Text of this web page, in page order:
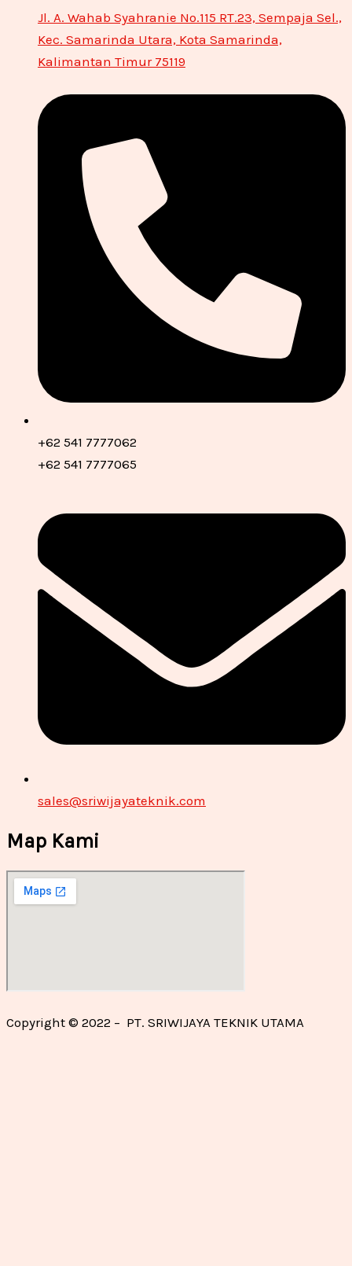
Jl. A. Wahab Syahranie No.115 RT.23, Sempaja Sel.,
Kec. Samarinda Utara, Kota Samarinda,
Kalimantan Timur 75119
+62 541 7777062
+62 541 7777065
sales@sriwijayateknik.com
Map Kami
Copyright © 2022 – PT. SRIWIJAYA TEKNIK UTAMA